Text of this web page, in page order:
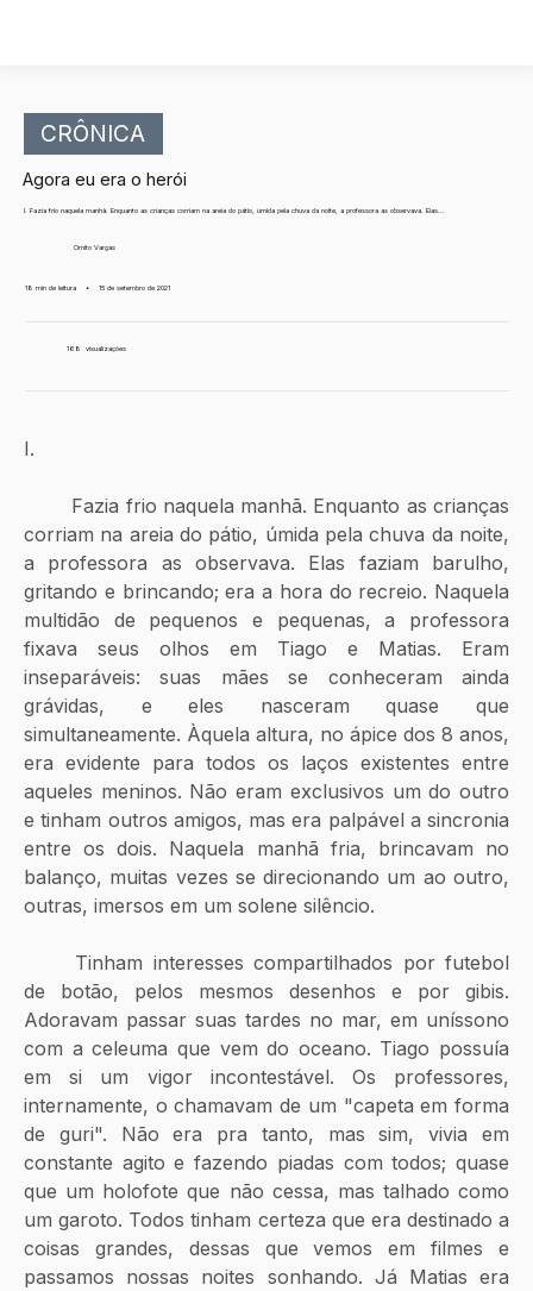
CRÔNICA
Agora eu era o herói
I. Fazia frio naquela manhã. Enquanto as crianças corriam na areia do pátio, úmida pela chuva da noite, a professora as observava. Elas...
Ornito Vargas
18 min de leitura • 15 de setembro de 2021
168 visualizações
I.
corriam na areia do pátio, úmida pela chuva da noite,
a professora as observava. Elas faziam barulho,
gritando e brincando; era a hora do recreio. Naquela
multidão de pequenos e pequenas, a professora
fixava seus olhos em Tiago e Matias. Eram
inseparáveis: suas mães se conheceram ainda
grávidas, e eles nasceram quase que
simultaneamente. Àquela altura, no ápice dos 8 anos,
era evidente para todos os laços existentes entre
aqueles meninos. Não eram exclusivos um do outro
e tinham outros amigos, mas era palpável a sincronia
entre os dois. Naquela manhã fria, brincavam no
balanço, muitas vezes se direcionando um ao outro,
outras, imersos em um solene silêncio.
de botão, pelos mesmos desenhos e por gibis.
Adoravam passar suas tardes no mar, em uníssono
com a celeuma que vem do oceano. Tiago possuía
em si um vigor incontestável. Os professores,
internamente, o chamavam de um "capeta em forma
de guri". Não era pra tanto, mas sim, vivia em
constante agito e fazendo piadas com todos; quase
que um holofote que não cessa, mas talhado como
um garoto. Todos tinham certeza que era destinado a
coisas grandes, dessas que vemos em filmes e
passamos nossas noites sonhando. Já Matias era